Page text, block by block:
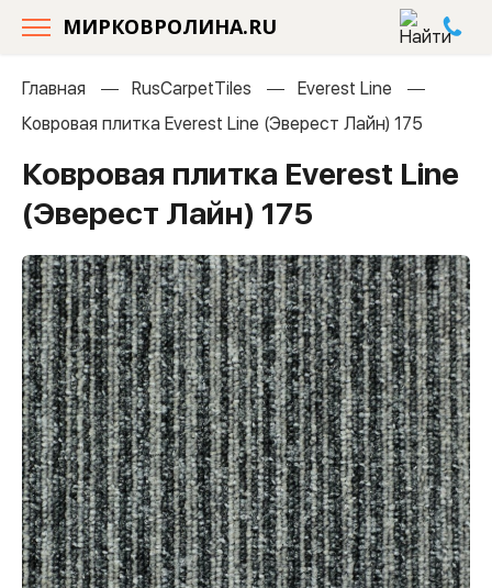
МИРКОВРОЛИНА.RU
Главная RusCarpetTiles
Everest Line
Ковровая плитка Everest Line (Эверест Лайн) 175
Ковровая плитка Everest Line
(Эверест Лайн) 175